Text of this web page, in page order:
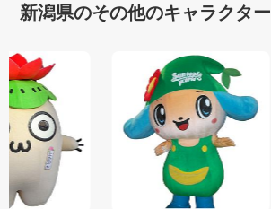
新潟県のその他のキャラクター